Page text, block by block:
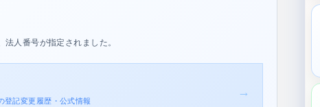
人番号が指定されました。
記変更履歴・公式情報
→